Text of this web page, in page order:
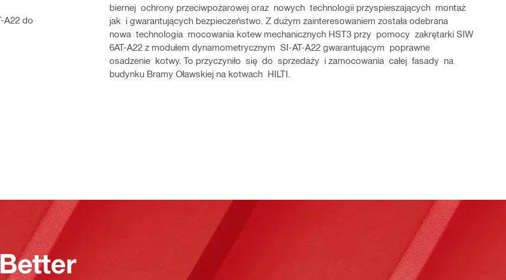
A22 do
biernej ochrony przeciwpożarowej oraz nowych technologii przyspieszających montaż
jak i gwarantujących bezpieczeństwo. Z dużym zainteresowaniem została odebrana
nowa technologia mocowania kotew mechanicznych HST3 przy pomocy zakrętarki SIW
6AT-A22 z modułem dynamometrycznym SI-AT-A22 gwarantującym poprawne
osadzenie kotwy. To przyczyniło się do sprzedaży i zamocowania całej fasady na
budynku Bramy Oławskiej na kotwach HILTI.